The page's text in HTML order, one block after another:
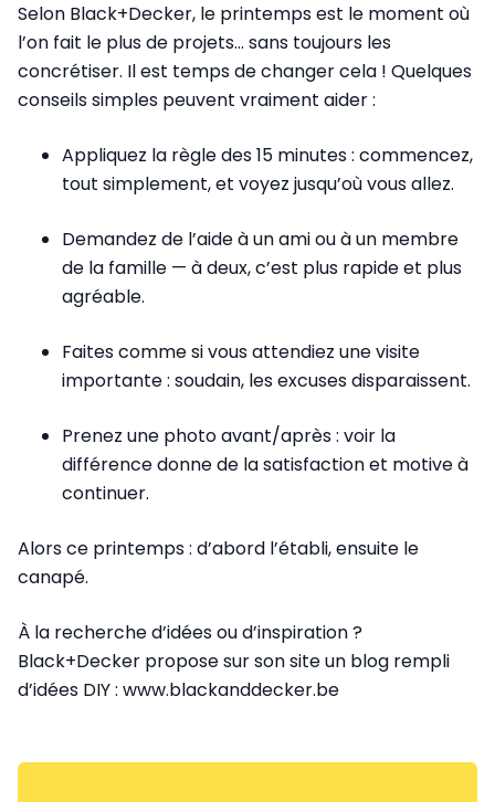
Selon Black+Decker, le printemps est le moment où
l’on fait le plus de projets… sans toujours les
concrétiser. Il est temps de changer cela ! Quelques
conseils simples peuvent vraiment aider :
Appliquez la règle des 15 minutes : commencez,
tout simplement, et voyez jusqu’où vous allez.
Demandez de l’aide à un ami ou à un membre
de la famille — à deux, c’est plus rapide et plus
agréable.
Faites comme si vous attendiez une visite
importante : soudain, les excuses disparaissent.
Prenez une photo avant/après : voir la
différence donne de la satisfaction et motive à
continuer.
Alors ce printemps : d’abord l’établi, ensuite le
canapé.
À la recherche d’idées ou d’inspiration ?
Black+Decker propose sur son site un blog rempli
d’idées DIY : www.blackanddecker.be